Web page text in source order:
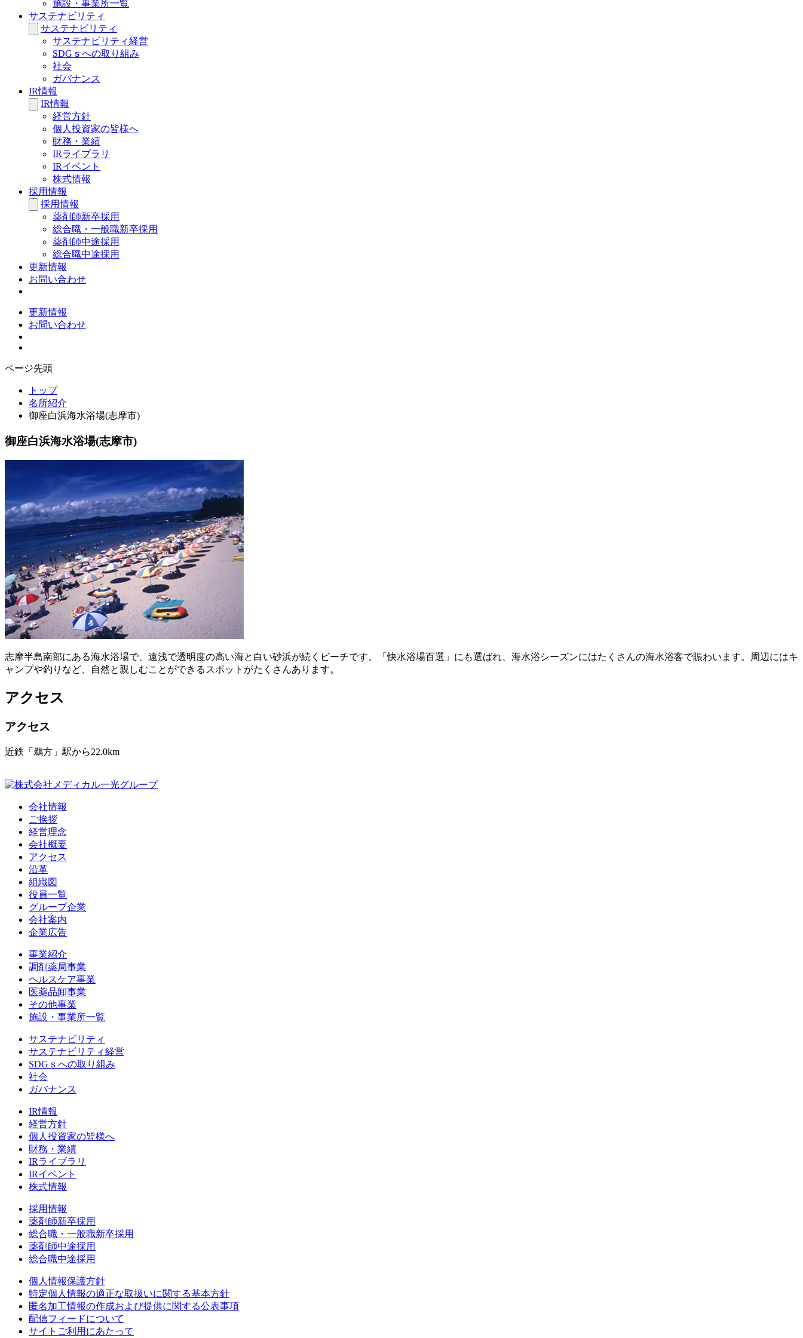
施設・事業所一覧
サステナビリティ
サステナビリティ
サステナビリティ経営
SDGｓへの取り組み
社会
ガバナンス
IR情報
IR情報
経営方針
個人投資家の皆様へ
財務・業績
IRライブラリ
IRイベント
株式情報
採用情報
採用情報
薬剤師新卒採用
総合職・一般職新卒採用
薬剤師中途採用
総合職中途採用
更新情報
お問い合わせ
更新情報
お問い合わせ
ページ先頭
トップ
名所紹介
御座白浜海水浴場(志摩市)
御座白浜海水浴場(志摩市)
志摩半島南部にある海水浴場で、遠浅で透明度の高い海と白い砂浜が続くビーチです。「快水浴場百選」にも選ばれ、海水浴シーズンにはたくさんの海水浴客で賑わいます。周辺にはキ
ャンプや釣りなど、自然と親しむことができるスポットがたくさんあります。
アクセス
アクセス
近鉄「鵜方」駅から22.0km
会社情報
ご挨拶
経営理念
会社概要
アクセス
沿革
組織図
役員一覧
グループ企業
会社案内
企業広告
事業紹介
調剤薬局事業
ヘルスケア事業
医薬品卸事業
その他事業
施設・事業所一覧
サステナビリティ
サステナビリティ経営
SDGｓへの取り組み
社会
ガバナンス
IR情報
経営方針
個人投資家の皆様へ
財務・業績
IRライブラリ
IRイベント
株式情報
採用情報
薬剤師新卒採用
総合職・一般職新卒採用
薬剤師中途採用
総合職中途採用
個人情報保護方針
特定個人情報の適正な取扱いに関する基本方針
匿名加工情報の作成および提供に関する公表事項
配信フィードについて
サイトご利用にあたって